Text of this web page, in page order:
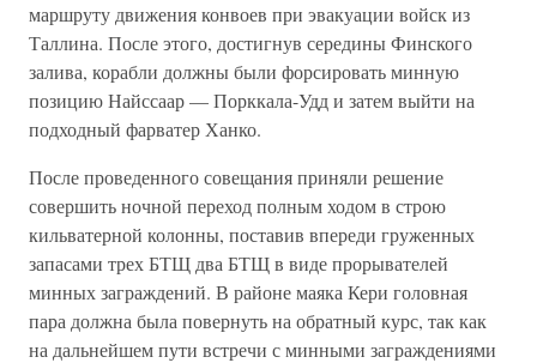
маршруту движения конвоев при эвакуации войск из
Таллина. После этого, достигнув середины Финского
залива, корабли должны были форсировать минную
позицию Найссаар — Порккала-Удд и затем выйти на
подходный фарватер Ханко.
После проведенного совещания приняли решение
совершить ночной переход полным ходом в строю
кильватерной колонны, поставив впереди груженных
запасами трех БТЩ два БТЩ в виде прорывателей
минных заграждений. В районе маяка Кери головная
пара должна была повернуть на обратный курс, так как
на дальнейшем пути встречи с минными заграждениями